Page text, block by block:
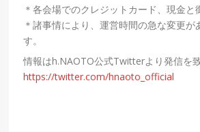
＊各会場でのクレジットカード、現金と
＊諸事情により、運営時間の急な変更が
す。
情報はh.NAOTO公式Twitterより発信を致
https://twitter.com/hnaoto_official